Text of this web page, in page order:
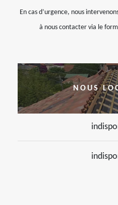
En cas d’urgence, nous
à nous contacter via le
NOUS